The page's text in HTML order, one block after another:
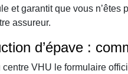
et garantit que vous
assureur.
d’épave :
VHU le formulaire